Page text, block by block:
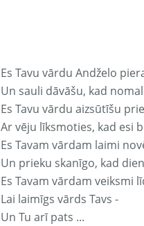
Es Tavu vārdu Andželo
Un sauli dāvāšu, kad
Es Tavu vārdu aizsūtīšu
Ar vēju līksmoties, kad esi
Es Tavam vārdam laimi
Un prieku skanīgo, kad
Es Tavam vārdam veiksmi
Lai laimīgs vārds Tavs -
Un Tu arī pats ...